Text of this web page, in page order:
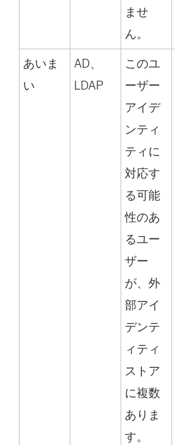
ませ
ん。
あいま
い
AD、
LDAP
このユ
ーザー
アイデ
ンティ
ティに
対応す
る可能
性のあ
るユー
ザー
が、外
部アイ
デンテ
ィティ
ストア
に複数
ありま
す。